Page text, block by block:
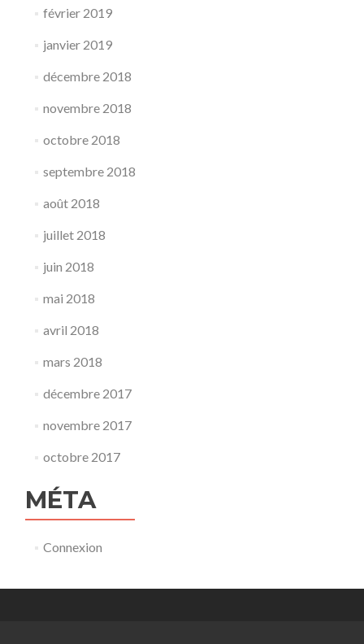
février 2019
janvier 2019
décembre 2018
novembre 2018
octobre 2018
septembre 2018
août 2018
juillet 2018
juin 2018
mai 2018
avril 2018
mars 2018
décembre 2017
novembre 2017
octobre 2017
MÉTA
Connexion